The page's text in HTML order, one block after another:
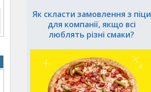
Як скласти замовлення з піци
для компанії, якщо всі
люблять різні смаки?